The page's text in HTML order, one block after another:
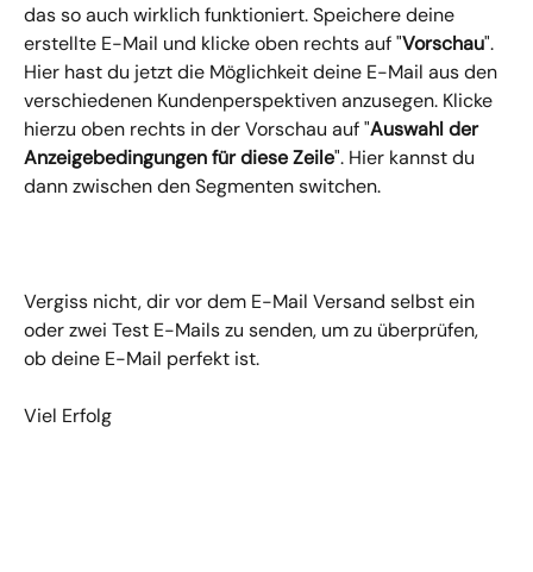
das so auch wirklich funktioniert. Speichere deine
erstellte E-Mail und klicke oben rechts auf "Vorschau".
Hier hast du jetzt die Möglichkeit deine E-Mail aus den
verschiedenen Kundenperspektiven anzusegen. Klicke
hierzu oben rechts in der Vorschau auf "Auswahl der
Anzeigebedingungen für diese Zeile". Hier kannst du
dann zwischen den Segmenten switchen.
Vergiss nicht, dir vor dem E-Mail Versand selbst ein
oder zwei Test E-Mails zu senden, um zu überprüfen,
ob deine E-Mail perfekt ist.
Viel Erfolg